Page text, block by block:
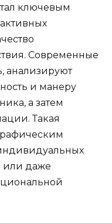
ключевым
Современные
анализируют
и манеру
а затем
Такая
или даже